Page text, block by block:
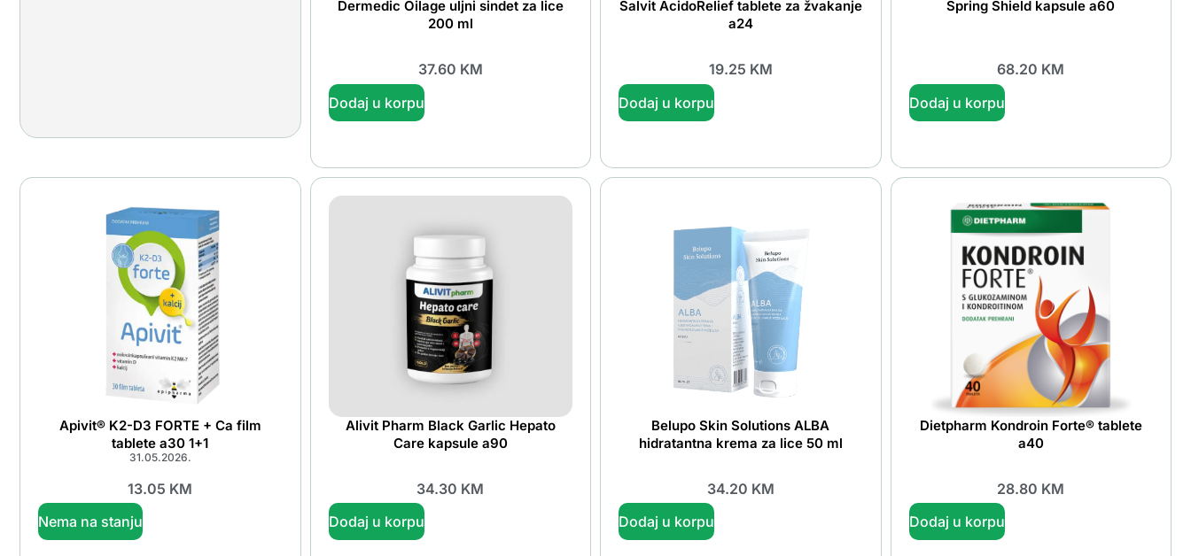
Dermedic Oilage uljni sindet za lice
200 ml
37.60 KM
Dodaj u korpu
Salvit AcidoRelief tablete za žvakanje
a24
19.25 KM
Dodaj u korpu
Spring Shield kapsule a60
68.20 KM
Dodaj u korpu
Apivit® K2-D3 FORTE + Ca film
tablete a30 1+1
31.05.2026.
13.05 KM
Nema na stanju
Alivit Pharm Black Garlic Hepato
Care kapsule a90
34.30 KM
Dodaj u korpu
Belupo Skin Solutions ALBA
hidratantna krema za lice 50 ml
34.20 KM
Dodaj u korpu
Dietpharm Kondroin Forte® tablete
a40
28.80 KM
Dodaj u korpu